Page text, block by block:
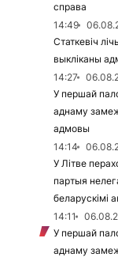
справа
14:49
Статкевіч
выкліканы
14:27
У першай
аднаму
адмовы
14:14
У Літве
партыя
беларускімі
14:11
У першай
аднаму